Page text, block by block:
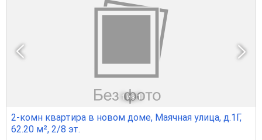
1 из 1
2-комн квартира в новом доме, Маячная улица, д.1Г,
62.20 м², 2/8 эт.